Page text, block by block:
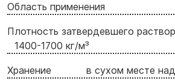
Область применения
Плотность затвердевшего
1400-1700 кг/м³
Хранение в сухом месте